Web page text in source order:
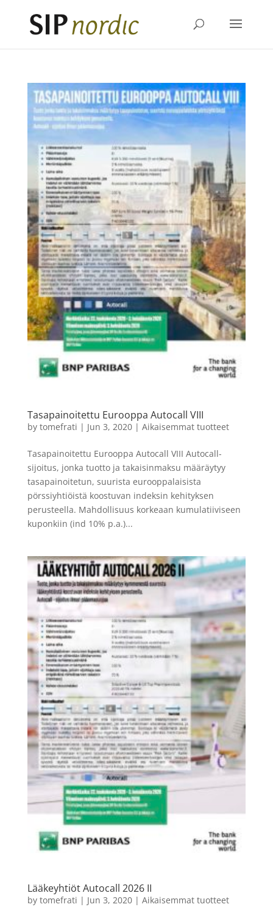
Tasapainoitettu Eurooppa Autocall VIII
by tomefrati | Jun 3, 2020| Aikaisemmat tuotteet
Tasapainoitettu Eurooppa Autocall VIII Autocall-
sijoitus, jonka tuotto ja takaisinmaksu määräytyy
tasapainoitetun, suurista eurooppalaisista
pörssiyhtiöistä koostuvan indeksin kehityksen
perusteella. Mahdollisuus korkeaan kumulatiiviseen
kuponkiin (ind 10% p.a.)...
Lääkeyhtiöt Autocall 2026 II
by tomefrati | Jun 3, 2020| Aikaisemmat tuotteet